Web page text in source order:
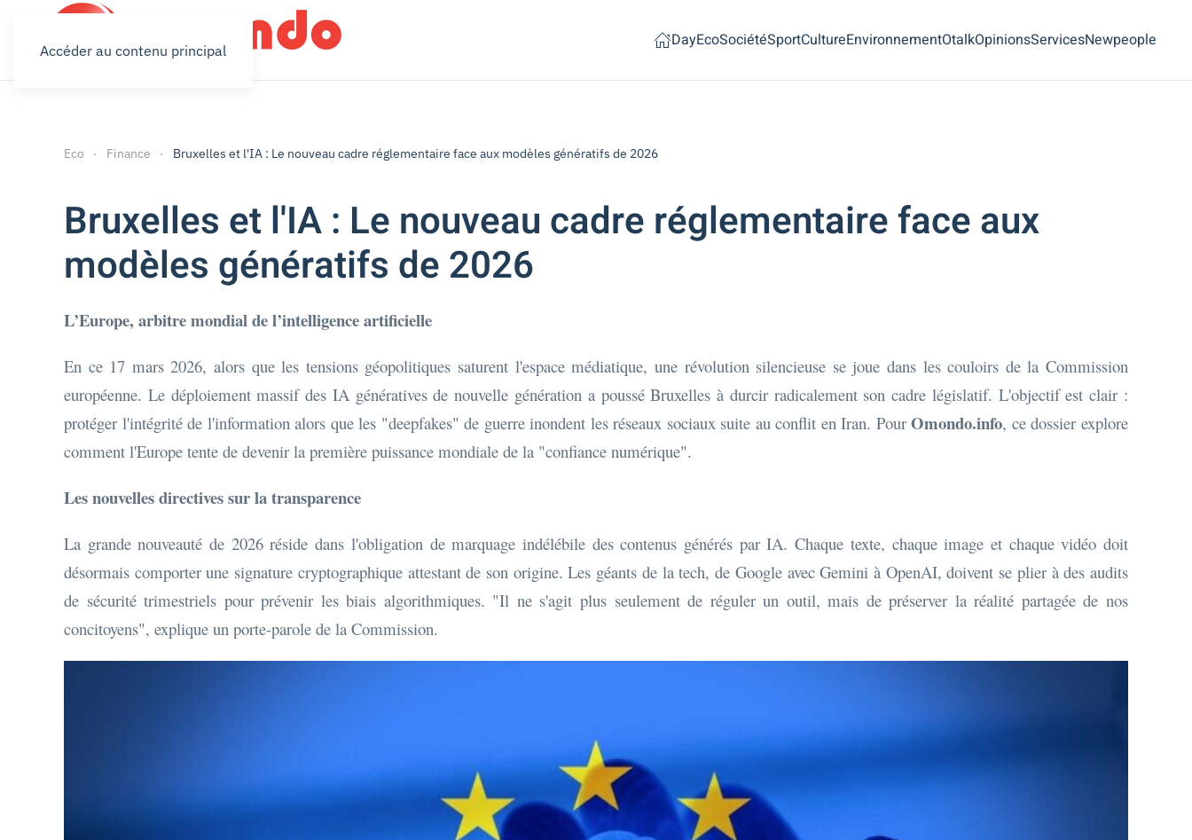
Accéder au contenu principal DayEcoSociétéSportCultureEnvironnementOtalkOpinionsServicesNewpeople
Eco Finance Bruxelles et l'IA : Le nouveau cadre réglementaire face aux modèles génératifs de 2026
Bruxelles et l'IA : Le nouveau cadre réglementaire face aux
modèles génératifs de 2026
L’Europe, arbitre mondial de l’intelligence artificielle
En ce 17 mars 2026, alors que les tensions géopolitiques saturent l'espace médiatique, une révolution silencieuse se joue dans les couloirs de la Commission
européenne. Le déploiement massif des IA génératives de nouvelle génération a poussé Bruxelles à durcir radicalement son cadre législatif. L'objectif est clair :
protéger l'intégrité de l'information alors que les "deepfakes" de guerre inondent les réseaux sociaux suite au conflit en Iran. PourOmondo.info, ce dossier explore
comment l'Europe tente de devenir la première puissance mondiale de la "confiance numérique".
Les nouvelles directives sur la transparence
La grande nouveauté de 2026 réside dans l'obligation de marquage indélébile des contenus générés par IA. Chaque texte, chaque image et chaque vidéo doit
désormais comporter une signature cryptographique attestant de son origine. Les géants de la tech, de Google avec Gemini à OpenAI, doivent se plier à des audits
de sécurité trimestriels pour prévenir les biais algorithmiques. "Il ne s'agit plus seulement de réguler un outil, mais de préserver la réalité partagée de nos
concitoyens", explique un porte-parole de la Commission.